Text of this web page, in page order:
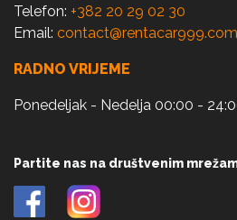
Telefon: +382 20 29 02 30
Email: contact@rentacar999.com
RADNO VRIJEME
Ponedeljak - Nedelja 00:00 -
Partite nas na društvenim